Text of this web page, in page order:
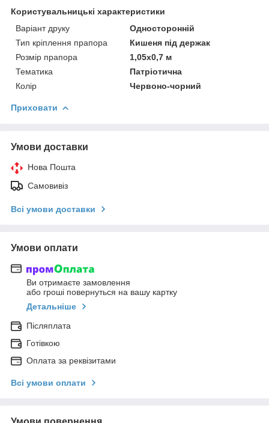
Користувальницькі характеристики
Варіант друку
Односторонній
Тип кріплення прапора
Кишеня під держак
Розмір прапора
1,05х0,7 м
Тематика
Патріотична
Колір
Червоно-чорний
Приховати
Умови доставки
Нова Пошта
Самовивіз
Всі умови доставки
Умови оплати
Ви отримаєте замовлення
або гроші повернуться на вашу картку
Детальніше
Післяплата
Готівкою
Оплата за реквізитами
Всі умови оплати